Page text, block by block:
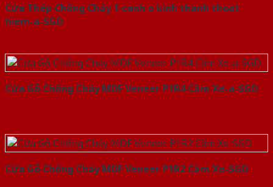
Cửa Thép Chống Cháy 1 canh o kinh thanh thoat
hiem-a-SGD
Cửa Gỗ Chống Cháy MDF Veneer P1R4 Căm Xe-a-SGD
Cửa Gỗ Chống Cháy MDF Veneer P1R2 Căm Xe-SGD